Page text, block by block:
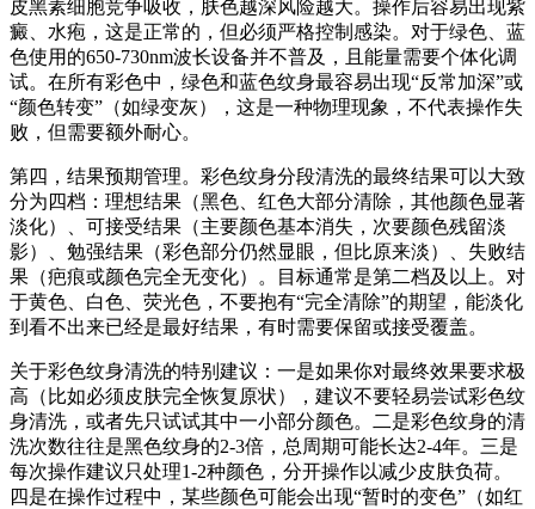
皮黑素细胞竞争吸收，肤色越深风险越大。操作后容易出现紫
癜、水疱，这是正常的，但必须严格控制感染。对于绿色、蓝
色使用的650-730nm波长设备并不普及，且能量需要个体化调
试。在所有彩色中，绿色和蓝色纹身最容易出现“反常加深”或
“颜色转变”（如绿变灰），这是一种物理现象，不代表操作失
败，但需要额外耐心。
第四，结果预期管理。彩色纹身分段清洗的最终结果可以大致
分为四档：理想结果（黑色、红色大部分清除，其他颜色显著
淡化）、可接受结果（主要颜色基本消失，次要颜色残留淡
影）、勉强结果（彩色部分仍然显眼，但比原来淡）、失败结
果（疤痕或颜色完全无变化）。目标通常是第二档及以上。对
于黄色、白色、荧光色，不要抱有“完全清除”的期望，能淡化
到看不出来已经是最好结果，有时需要保留或接受覆盖。
关于彩色纹身清洗的特别建议：一是如果你对最终效果要求极
高（比如必须皮肤完全恢复原状），建议不要轻易尝试彩色纹
身清洗，或者先只试试其中一小部分颜色。二是彩色纹身的清
洗次数往往是黑色纹身的2-3倍，总周期可能长达2-4年。三是
每次操作建议只处理1-2种颜色，分开操作以减少皮肤负荷。
四是在操作过程中，某些颜色可能会出现“暂时的变色”（如红